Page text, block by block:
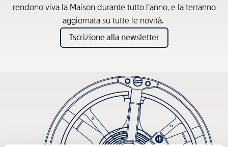
rendono viva la Maison durante tutto l’anno, e la terranno
aggiornata su tutte le novità.
Iscrizione alla newsletter